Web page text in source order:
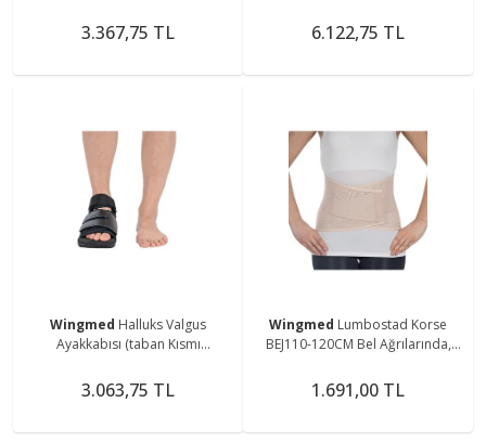
Amaçlı)
3.367,75 TL 6.122,75 TL
Wingmed Halluks Valgus
Ayakkabısı (taban Kısmı
Mobilizasyona Yardımcı Olur.)
3.063,75 TL
Wingmed Lumbostad Korse
BEJ110-120CM Bel Ağrılarında,
1.691,00 TL